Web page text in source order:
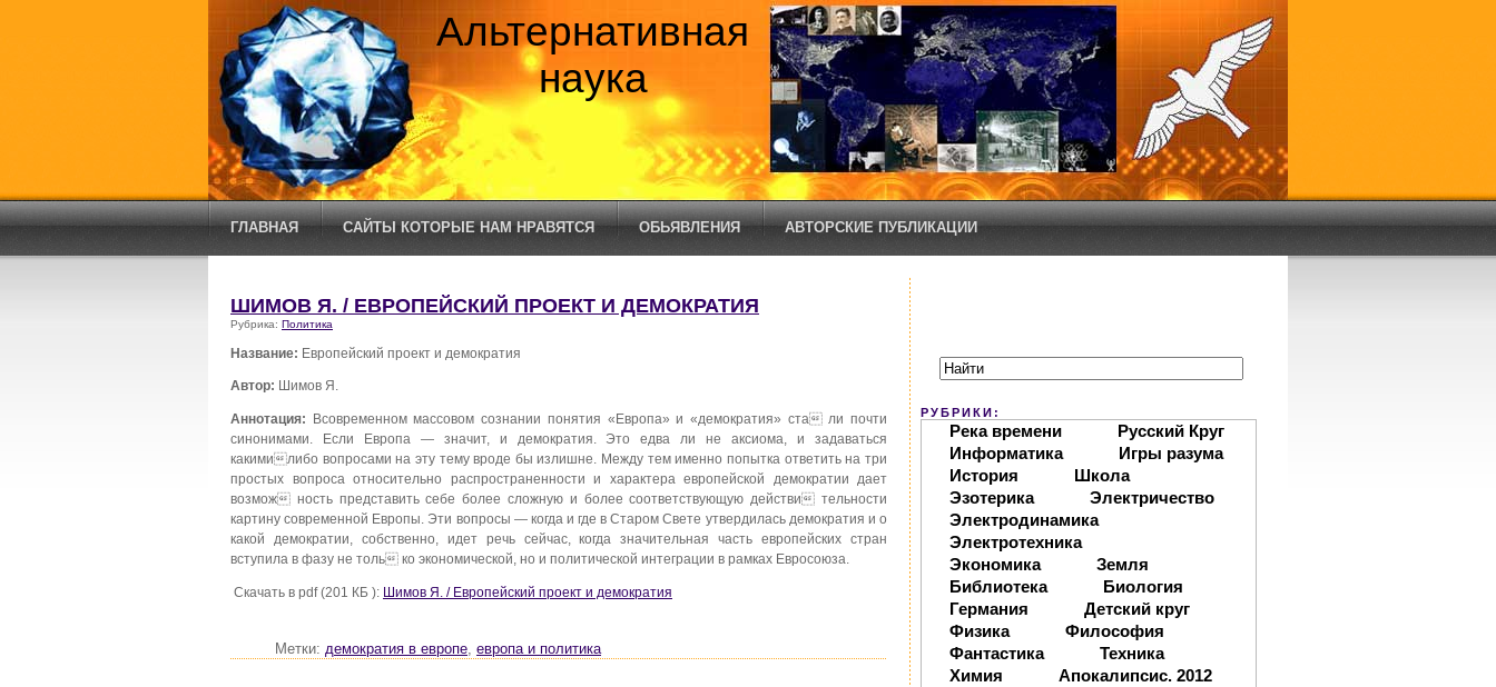
Альтернативная
наука
ГЛАВНАЯ САЙТЫ КОТОРЫЕ НАМ НРАВЯТСЯ ОБЬЯВЛЕНИЯ АВТОРСКИЕ ПУБЛИКАЦИИ
ШИМОВ Я. / ЕВРОПЕЙСКИЙ ПРОЕКТ И ДЕМОКРАТИЯ
Рубрика: Политика
Название: Европейский проект и демократия
Автор: Шимов Я.
Аннотация: Всовременном массовом сознании понятия «Европа» и «демократия» ста ли почти
синонимами. Если Европа — значит, и демократия. Это едва ли не аксиома, и задаваться
какимилибо вопросами на эту тему вроде бы излишне. Между тем именно попытка ответить на три
простых вопроса относительно распространенности и характера европейской демократии дает
возмож ность представить себе более сложную и более соответствующую действи тельности
картину современной Европы. Эти вопросы — когда и где в Старом Свете утвердилась демократия и о
какой демократии, собственно, идет речь сейчас, когда значительная часть европейских стран
вступила в фазу не толь ко экономической, но и политической интеграции в рамках Евросоюза.
Скачать в pdf (201 КБ ): Шимов Я. / Европейский проект и демократия
Метки: демократия в европе европа и политика
РУБРИКИ:
Река времени
Русский Круг
Информатика
Игры разума
История
Школа
Эзотерика
Электричество
Электродинамика
Электротехника
Экономика
Земля
Библиотека
Биология
Германия
Детский круг
Физика
Философия
Фантастика
Техника
Химия
Апокалипсис. 2012